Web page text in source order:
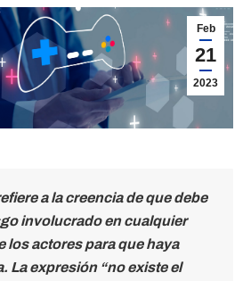
Feb
21
2023
a la creencia de que debe
involucrado en cualquier
los actores para que haya
La expresión “no existe el